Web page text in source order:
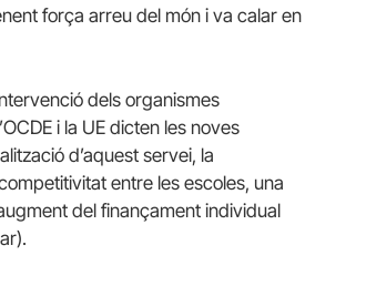
força arreu del món i va calar en
dels organismes
i la UE dicten les noves
d’aquest servei, la
entre les escoles, una
del finançament individual